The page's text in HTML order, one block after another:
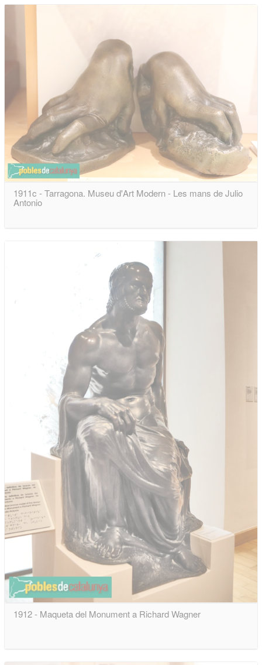
1911c - Tarragona. Museu d'Art Modern - Les mans de Julio
Antonio
1912 - Maqueta del Monument a Richard Wagner